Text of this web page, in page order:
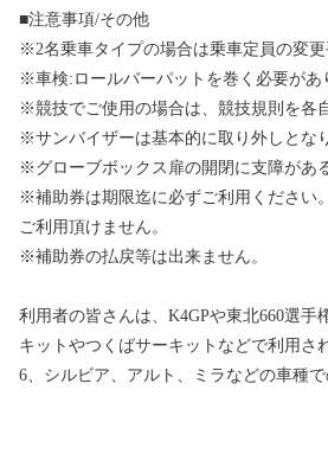
■注意事項/その他
※2名乗車タイプの場合は乗車定員の変更
※車検:ロールバーパットを巻く必要があ
※競技でご使用の場合は、競技規則を各
※サンバイザーは基本的に取り外しとな
※グローブボックス扉の開閉に支障があ
※補助券は期限迄に必ずご利用ください
ご利用頂けません。
※補助券の払戻等は出来ません。
利用者の皆さんは、K4GPや東北660選手
キットやつくばサーキットなどで利用さ
6、シルビア、アルト、ミラなどの車種で